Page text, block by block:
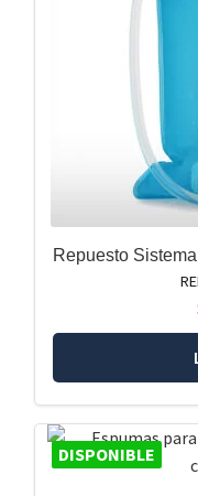
Repuesto
DISPONIBLE